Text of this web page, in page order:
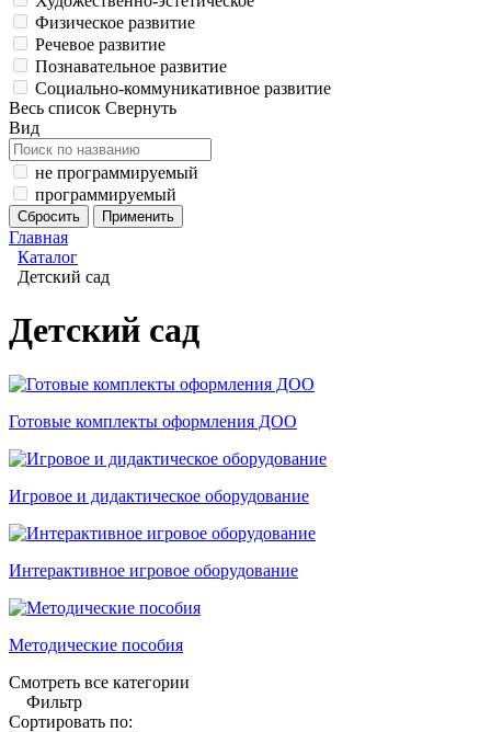
Физическое развитие
Речевое развитие
Познавательное развитие
Социально-коммуникативное развитие
Весь список Свернуть
Вид
не программируемый
программируемый
Главная
Каталог
Детский сад
Детский сад
Готовые комплекты оформления ДОО
Игровое и дидактическое оборудование
Интерактивное игровое оборудование
Методические пособия
Смотреть все категории
Фильтр
Сортировать по: